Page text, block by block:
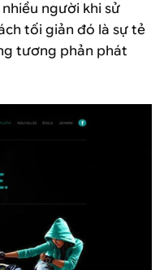
người khi sử
tối giản đó là sự tẻ
tương phản phát